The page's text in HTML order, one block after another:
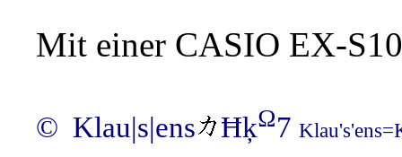
Mit einer CASIO EX-
© Klau|s|ens ĦķΩ7